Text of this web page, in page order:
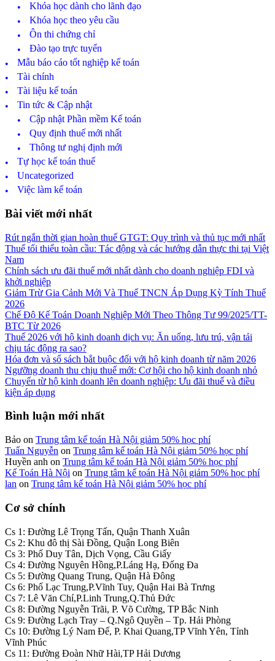
Khóa học dành cho lãnh đạo
Khóa học theo yêu cầu
Ôn thi chứng chỉ
Đào tạo trực tuyến
Mẫu báo cáo tốt nghiệp kế toán
Tài chính
Tài liệu kế toán
Tin tức & Cập nhật
Cập nhật Phần mềm Kế toán
Quy định thuế mới nhất
Thông tư nghị định mới
Tự học kế toán thuế
Uncategorized
Việc làm kế toán
Footer
Bài viết mới nhất
Rút ngắn thời gian hoàn thuế GTGT: Quy trình và thủ tục mới nhất
Thuế tối thiểu toàn cầu: Tác động và các hướng dẫn thực thi tại Việt
Nam
Chính sách ưu đãi thuế mới nhất dành cho doanh nghiệp FDI và
khởi nghiệp
Giảm Trừ Gia Cảnh Mới Và Thuế TNCN Áp Dụng Kỳ Tính Thuế
2026
Chế Độ Kế Toán Doanh Nghiệp Mới Theo Thông Tư 99/2025/TT-
BTC Từ 2026
Thuế 2026 với hộ kinh doanh dịch vụ: Ăn uống, lưu trú, vận tải
chịu tác động ra sao?
Hóa đơn và sổ sách bắt buộc đối với hộ kinh doanh từ năm 2026
Ngưỡng doanh thu chịu thuế mới: Cơ hội cho hộ kinh doanh nhỏ
Chuyển từ hộ kinh doanh lên doanh nghiệp: Ưu đãi thuế và điều
kiện áp dụng
Bình luận mới nhất
Bảo on Trung tâm kế toán Hà Nội giảm 50% học phí
Tuấn Nguyễn on Trung tâm kế toán Hà Nội giảm 50% học phí
Huyền anh on Trung tâm kế toán Hà Nội giảm 50% học phí
Kế Toán Hà Nội on Trung tâm kế toán Hà Nội giảm 50% học phí
lan on Trung tâm kế toán Hà Nội giảm 50% học phí
Cơ sở chính
Cs 1: Đường Lê Trọng Tấn, Quận Thanh Xuân
Cs 2: Khu đô thị Sài Đồng, Quận Long Biên
Cs 3: Phố Duy Tân, Dịch Vọng, Cầu Giấy
Cs 4: Đường Nguyên Hồng,P.Láng Hạ, Đống Đa
Cs 5: Đường Quang Trung, Quận Hà Đông
Cs 6: Phố Lạc Trung,P.Vĩnh Tuy, Quận Hai Bà Trưng
Cs 7: Lê Văn Chí,P.Linh Trung,Q.Thủ Đức
Cs 8: Đường Nguyễn Trãi, P. Võ Cường, TP Bắc Ninh
Cs 9: Đường Lạch Tray – Q.Ngô Quyền – Tp. Hải Phòng
Cs 10: Đường Lý Nam Đế, P. Khai Quang,TP Vĩnh Yên, Tỉnh
Vĩnh Phúc
Cs 11: Đường Đoàn Nhữ Hài,TP Hải Dương